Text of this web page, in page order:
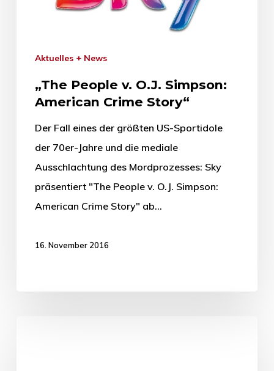
Aktuelles + News
„The People v. O.J. Simpson:
American Crime Story“
Der Fall eines der größten US-Sportidole
der 70er-Jahre und die mediale
Ausschlachtung des Mordprozesses: Sky
präsentiert "The People v. O.J. Simpson:
American Crime Story" ab…
16. November 2016